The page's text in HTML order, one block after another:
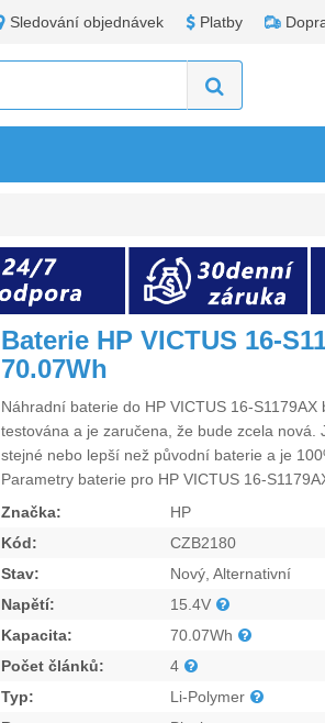
Sledování objednávek Platby
Baterie HP VICTUS 16-
70.07Wh
Náhradní baterie do HP VICTUS 16-S1179AX
testována a je zaručena, že bude zcela nová.
stejné nebo lepší než původní baterie a je
Parametry baterie pro HP VICTUS 16-
Značka:
HP
Kód:
CZB2180
Stav:
Nový, Alternativní
Napětí:
15.4V
Kapacita:
70.07Wh
Počet článků:
4
Typ:
Li-Polymer